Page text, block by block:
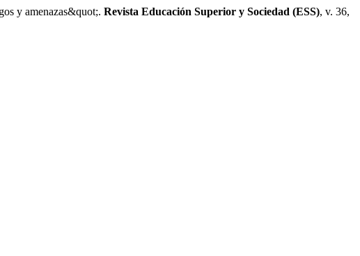
y amenazas&quot;. Revista Educación Superior y Sociedad (ESS), v. 36,